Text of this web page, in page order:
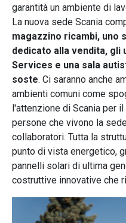
garantità un ambiente di
La nuova sede Scania
magazzino ricambi, uno
dedicato alla vendita, gli
Services e una sala
soste. Ci saranno anche
ambienti comuni come
l'attenzione di Scania per
persone che vivono la
collaboratori. Tutta la
punto di vista energetico,
pannelli solari di ultima
costruttive innovative che